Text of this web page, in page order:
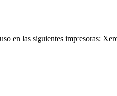
en las siguientes impresoras: